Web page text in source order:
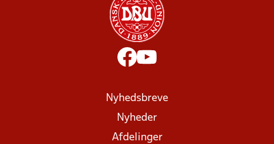
Nyhedsbreve
Nyheder
Afdelinger